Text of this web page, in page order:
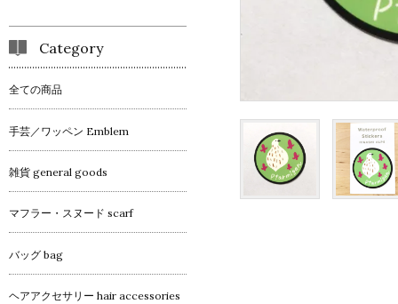
Category
全ての商品
手芸／ワッペン Emblem
雑貨 general goods
マフラー・スヌード scarf
バッグ bag
ヘアアクセサリー hair accessories